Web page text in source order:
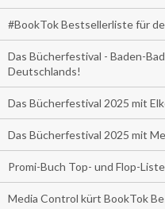
#BookTok Bestsellerliste für
Das Bücherfestival - Baden-
Deutschlands!
Das Bücherfestival 2025 mit
Das Bücherfestival 2025 mit
Promi-Buch Top- und Flop-Liste
Media Control kürt BookTok